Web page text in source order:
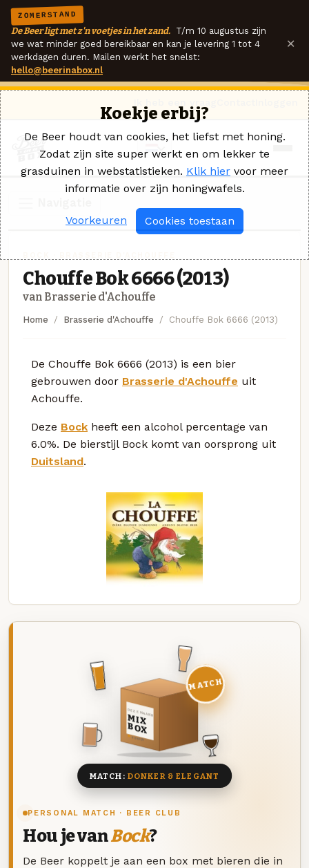
ZOMERSTAND
De Beer ligt met z'n voetjes in het zand. T/m 10 augustus zijn
we wat minder goed bereikbaar en kan je levering 1 tot 4
werkdagen duren. Mailen werkt het snelst:
hello@beerinabox.nl
×
Chouffe Bok 6666 (2013)
van Brasserie d'Achouffe
Home Brasserie d'Achouffe Chouffe Bok 6666 (2013)
De Chouffe Bok 6666 (2013) is een bier
gebrouwen door Brasserie d'Achouffe uit
Achouffe.
Deze Bock heeft een alcohol percentage van
6.0%. De bierstijl Bock komt van oorsprong uit
Duitsland.
PERSONAL MATCH · BEER CLUB
Hou je vanBock?
De Beer koppelt je aan een box met bieren die in
DEZE MAAND
MIX
BOX
8 BIEREN
MATCH
MATCH: DONKER & ELEGANT
Koekje erbij?
De Beer houdt van cookies, het liefst met honing.
Zodat zijn site super werkt en om lekker te
grasduinen in webstatistieken. Klik hier voor meer
informatie over zijn honingwafels.
Voorkeuren Cookies toestaan